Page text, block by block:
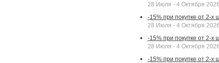
28 Июля - 4 Октября
-15% при покупке от 2-х
28 Июля - 4 Октября
-15% при покупке от 2-х
28 Июля - 4 Октября
-15% при покупке от 2-х